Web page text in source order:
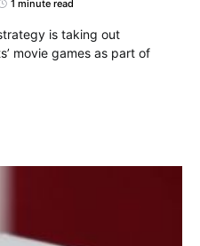
1 minute read
is taking out
movie games as part of